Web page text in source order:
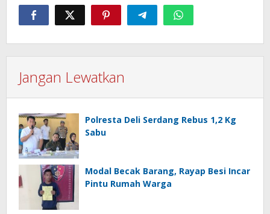
Jangan Lewatkan
Polresta Deli Serdang Rebus 1,2 Kg
Sabu
Modal Becak Barang, Rayap Besi Incar
Pintu Rumah Warga